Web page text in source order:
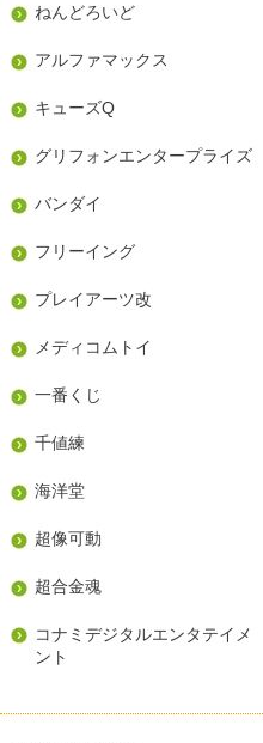
ねんどろいど
アルファマックス
キューズQ
グリフォンエンタープライズ
バンダイ
フリーイング
プレイアーツ改
メディコムトイ
一番くじ
千値練
海洋堂
超像可動
超合金魂
コナミデジタルエンタテイメ
ント